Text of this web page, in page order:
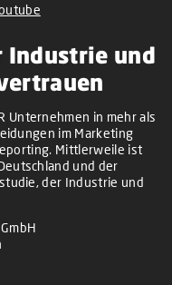
Industrie und
Unternehmen in mehr als
im Marketing
Mittlerweile ist
und der
der Industrie und